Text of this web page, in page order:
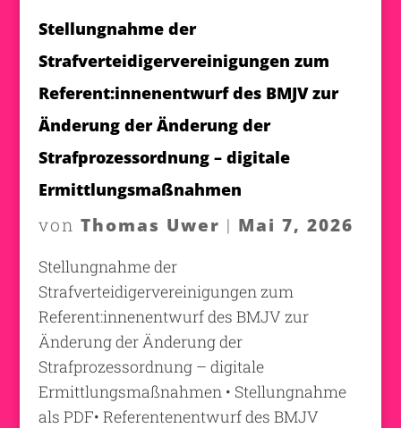
Stellungnahme der
Strafverteidigervereinigungen zum
Referent:innenentwurf des BMJV zur
Änderung der Änderung der
Strafprozessordnung – digitale
Ermittlungsmaßnahmen
von Thomas Uwer | Mai 7, 2026
Stellungnahme der
Strafverteidigervereinigungen zum
Referent:innenentwurf des BMJV zur
Änderung der Änderung der
Strafprozessordnung – digitale
Ermittlungsmaßnahmen • Stellungnahme
als PDF• Referentenentwurf des BMJV